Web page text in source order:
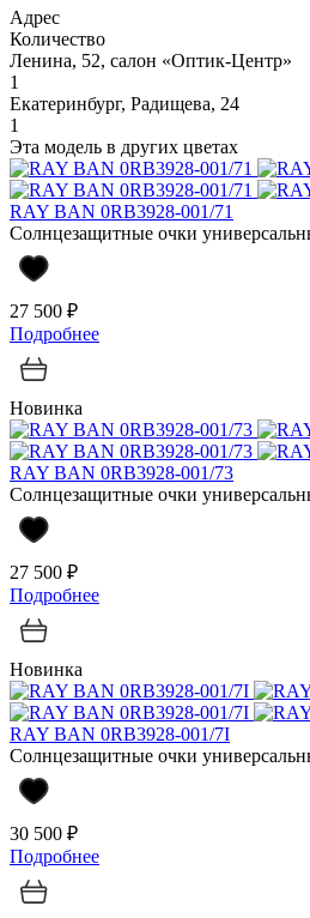
Адрес
Количество
Ленина, 52, салон «Оптик-Центр»
1
Екатеринбург, Радищева, 24
1
Эта модель в других цветах
RAY BAN 0RB3928-001/71
Солнцезащитные очки
27 500 ₽
Подробнее
Новинка
RAY BAN 0RB3928-001/73
Солнцезащитные очки
27 500 ₽
Подробнее
Новинка
RAY BAN 0RB3928-001/7I
Солнцезащитные очки
30 500 ₽
Подробнее